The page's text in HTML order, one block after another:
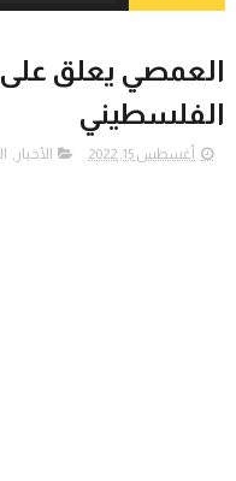
العمصي يعلق
الفلسطيني
أغسطس 15, 2022 الأخبار ,